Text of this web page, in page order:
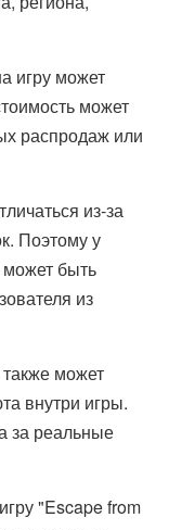
игру может
может
распродаж или
из-за
Поэтому у
может быть
из
может
внутри игры.
за реальные
"Escape from